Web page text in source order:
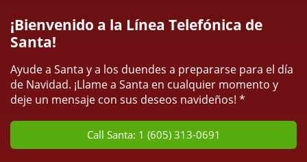
¡Bienvenido a la Línea Telefónica de
Santa!
Ayude a Santa y a los duendes a prepararse para el día
de Navidad. ¡Llame a Santa en cualquier momento y
deje un mensaje con sus deseos navideños! *
Call Santa: 1 (605) 313-0691